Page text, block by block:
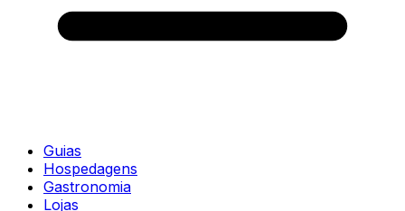
Guias
Hospedagens
Gastronomia
Lojas